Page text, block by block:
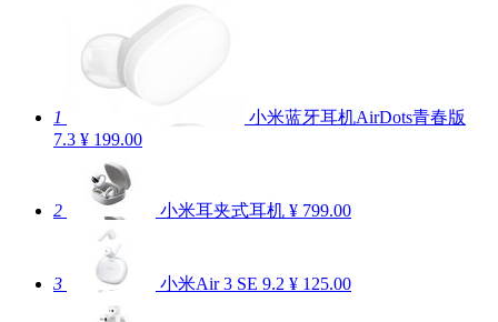
1
小米蓝牙耳机AirDots青春版
7.3 ¥ 199.00
2 小米耳夹式耳机 ¥ 799.00
3 小米Air 3 SE 9.2 ¥ 125.00